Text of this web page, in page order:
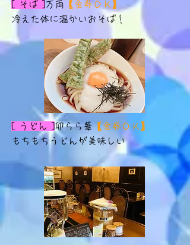
[ そば ]万両 ​【金券ＯＫ】
冷えた体に温かいおそば！
[ うどん ]卯らら華【金券ＯＫ】
もちもちうどんが美味しい